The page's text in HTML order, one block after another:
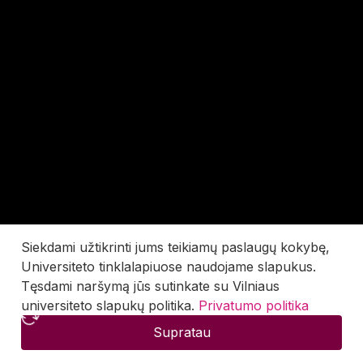
Siekdami užtikrinti jums teikiamų paslaugų kokybę,
Universiteto tinklalapiuose naudojame slapukus.
Tęsdami naršymą jūs sutinkate su Vilniaus
universiteto slapukų politika. Privatumo politika
Supratau